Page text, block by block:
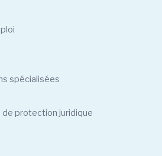
spécialisées
de protection juridique